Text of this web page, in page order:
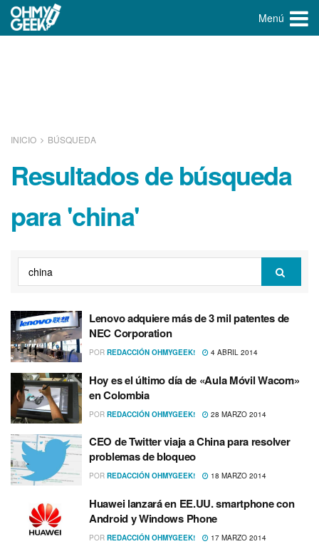
Menú
INICIO BÚSQUEDA
Resultados de búsqueda
para 'china'
Lenovo adquiere más de 3 mil patentes de
NEC Corporation
POR REDACCIÓN OHMYGEEK! 4 ABRIL 2014
Hoy es el último dí­a de «Aula Móvil Wacom»
en Colombia
POR REDACCIÓN OHMYGEEK! 28 MARZO 2014
CEO de Twitter viaja a China para resolver
problemas de bloqueo
POR REDACCIÓN OHMYGEEK! 18 MARZO 2014
Huawei lanzará en EE.UU. smartphone con
Android y Windows Phone
POR REDACCIÓN OHMYGEEK! 17 MARZO 2014